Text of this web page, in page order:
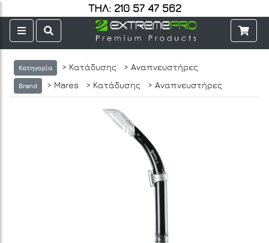
ΤΗΛ: 210 57 47 562
Κατηγορία > Κατάδυσης > Αναπνευστήρες
Brand > Mares > Κατάδυσης > Αναπνευστήρες